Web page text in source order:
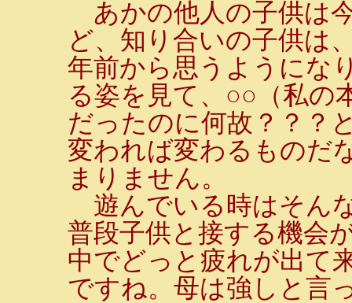
あかの他人の子供は
ど、知り合いの子供は
年前から思うようにな
る姿を見て、○○（私の
だったのに何故？？？
変われば変わるものだ
まりません。
遊んでいる時はそん
普段子供と接する機会
中でどっと疲れが出て
ですね。母は強しと言